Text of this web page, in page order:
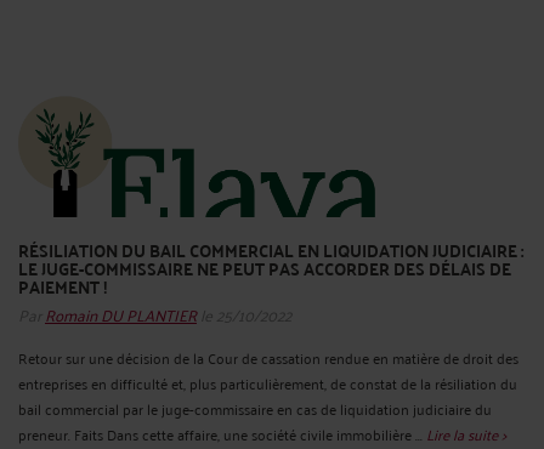
RÉSILIATION DU BAIL COMMERCIAL EN LIQUIDATION JUDICIAIRE :
LE JUGE-COMMISSAIRE NE PEUT PAS ACCORDER DES DÉLAIS DE
PAIEMENT !
Par Romain DU PLANTIERle 25/10/2022
Retour sur une décision de la Cour de cassation rendue en matière de droit des
entreprises en difficulté et, plus particulièrement, de constat de la résiliation du
bail commercial par le juge-commissaire en cas de liquidation judiciaire du
preneur. Faits Dans cette affaire, une société civile immobilière ... Lire la suite >